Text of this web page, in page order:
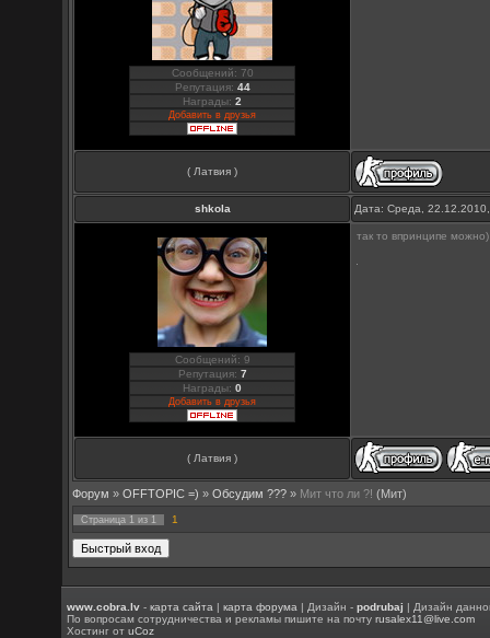
Сообщений: 70
Репутация: 44
Награды:2
Добавить в друзья
( Латвия )
shkola Дата: Среда,
Сообщений: 9
Репутация: 7
Награды:0
Добавить в друзья
так то впринципе можно)
( Латвия )
Форум » OFFTOPIC =) » Обсудим ??? » Мит что ли ?! (Мит)
Страница 1 из 1 1
www.cobra.lv -карта сайта |карта форума | Дизайн -podrubaj | Дизайн
По вопросам сотрудничества и рекламы пишите на почтуrusalex11@live.com
Хостинг отuCoz